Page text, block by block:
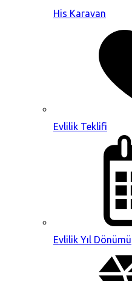
His Karavan
Evlilik Teklifi
Evlilik Yıl Dönümü